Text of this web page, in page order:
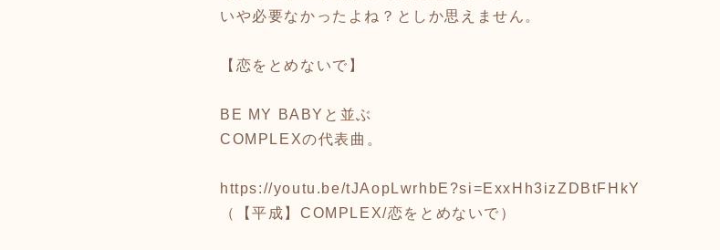
いや必要なかったよね？としか思えません。
【恋をとめないで】
BE MY BABYと並ぶ
COMPLEXの代表曲。
https://youtu.be/tJAopLwrhbE?si=ExxHh3izZDBtFHkY
（【平成】COMPLEX/恋をとめないで）